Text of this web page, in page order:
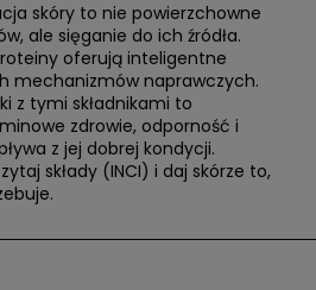
skóry to nie powierzchowne
ale sięganie do ich źródła.
oferują inteligentne
mechanizmów naprawczych.
z tymi składnikami to
zdrowie, odporność i
z jej dobrej kondycji.
składy (INCI) i daj skórze to,